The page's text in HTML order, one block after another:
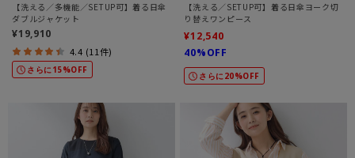
【洗える／多機能／SETUP可】着る日傘
ダブルジャケット
¥19,910
4.4 (11件)
さらに15%OFF
【洗える／SETUP可】着る日傘ヨーク切
り替えワンピース
¥12,540
40%OFF
さらに20%OFF